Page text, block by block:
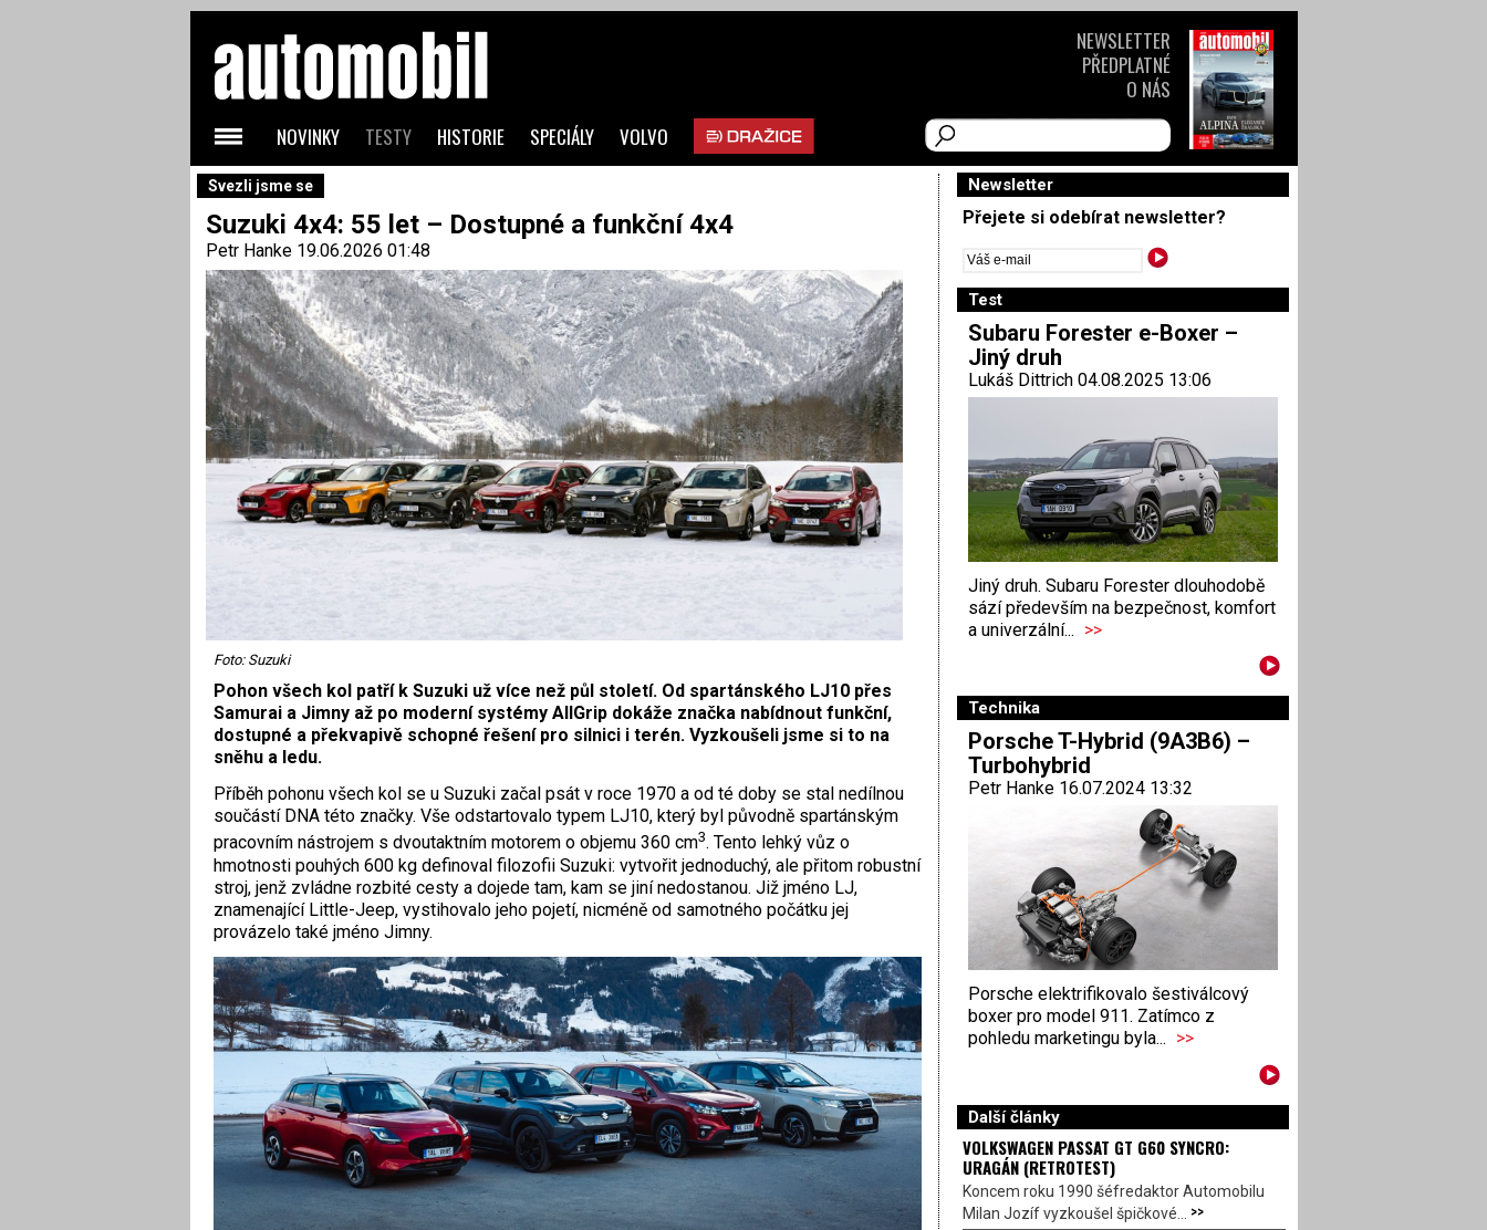
Svezli jsme se
Suzuki 4x4: 55 let – Dostupné a funkční 4x4
Petr Hanke19.06.2026 01:48
Foto: Suzuki
Pohon všech kol patří k Suzuki už více než půl století. Od spartánského LJ10 přes
Samurai a Jimny až po moderní systémy AllGrip dokáže značka nabídnout funkční,
dostupné a překvapivě schopné řešení pro silnici i terén. Vyzkoušeli jsme si to na
sněhu a ledu.
Příběh pohonu všech kol se u Suzuki začal psát v roce 1970 a od té doby se stal nedílnou
součástí DNA této značky. Vše odstartovalo typem LJ10, který byl původně spartánským
pracovním nástrojem s dvoutaktním motorem o objemu 360 cm3. Tento lehký vůz o
hmotnosti pouhých 600 kg definoval filozofii Suzuki: vytvořit jednoduchý, ale přitom robustní
stroj, jenž zvládne rozbité cesty a dojede tam, kam se jiní nedostanou. Již jméno LJ,
znamenající Little-Jeep, vystihovalo jeho pojetí, nicméně od samotného počátku jej
provázelo také jméno Jimny.
Newsletter
Přejete si odebírat newsletter?
Test
Subaru Forester e-Boxer –
Jiný druh
Lukáš Dittrich 04.08.2025 13:06
Jiný druh. Subaru Forester dlouhodobě
sází především na bezpečnost, komfort
a univerzální... >>
Technika
Porsche T-Hybrid (9A3B6) –
Turbohybrid
Petr Hanke 16.07.2024 13:32
Porsche elektrifikovalo šestiválcový
boxer pro model 911. Zatímco z
pohledu marketingu byla... >>
Další články
VOLKSWAGEN PASSAT GT G60 SYNCRO:
URAGÁN (RETROTEST)
Koncem roku 1990 šéfredaktor Automobilu
Milan Jozíf vyzkoušel špičkové... >>
NOVINKY TESTY HISTORIE SPECIÁLY VOLVO
NEWSLETTER
PŘEDPLATNÉ
O NÁS